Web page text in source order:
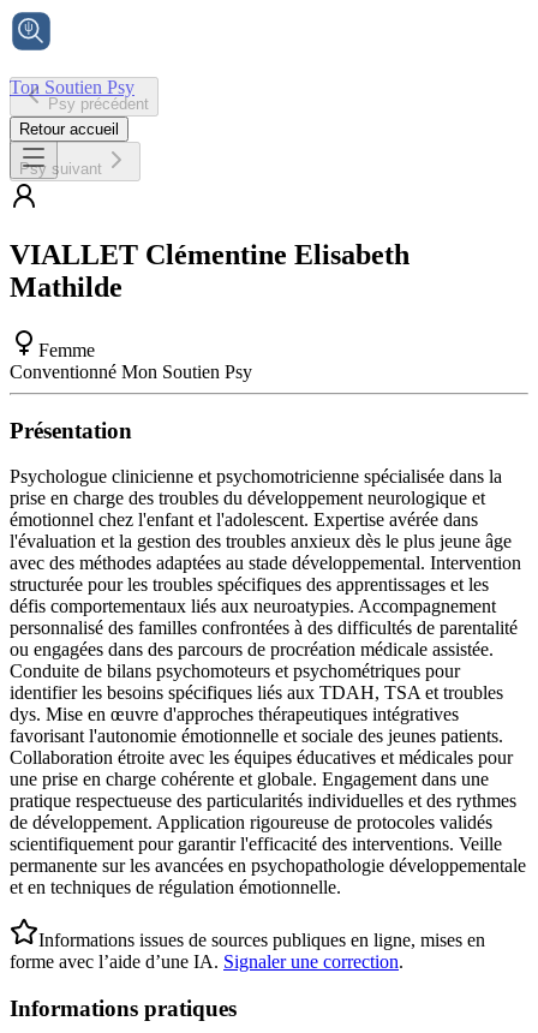
Ton Soutien Psy
Accueil
Psy précédent
Retour accueil
Psy suivant
VIALLET Clémentine Elisabeth
Mathilde
Femme
Conventionné Mon Soutien Psy
Présentation
Psychologue clinicienne et psychomotricienne spécialisée dans la
prise en charge des troubles du développement neurologique et
émotionnel chez l'enfant et l'adolescent. Expertise avérée dans
l'évaluation et la gestion des troubles anxieux dès le plus jeune âge
avec des méthodes adaptées au stade développemental. Intervention
structurée pour les troubles spécifiques des apprentissages et les
défis comportementaux liés aux neuroatypies. Accompagnement
personnalisé des familles confrontées à des difficultés de parentalité
ou engagées dans des parcours de procréation médicale assistée.
Conduite de bilans psychomoteurs et psychométriques pour
identifier les besoins spécifiques liés aux TDAH, TSA et troubles
dys. Mise en œuvre d'approches thérapeutiques intégratives
favorisant l'autonomie émotionnelle et sociale des jeunes patients.
Collaboration étroite avec les équipes éducatives et médicales pour
une prise en charge cohérente et globale. Engagement dans une
pratique respectueuse des particularités individuelles et des rythmes
de développement. Application rigoureuse de protocoles validés
scientifiquement pour garantir l'efficacité des interventions. Veille
permanente sur les avancées en psychopathologie développementale
et en techniques de régulation émotionnelle.
Informations issues de sources publiques en ligne, mises en
forme avec l’aide d’une IA. Signaler une correction.
Informations pratiques